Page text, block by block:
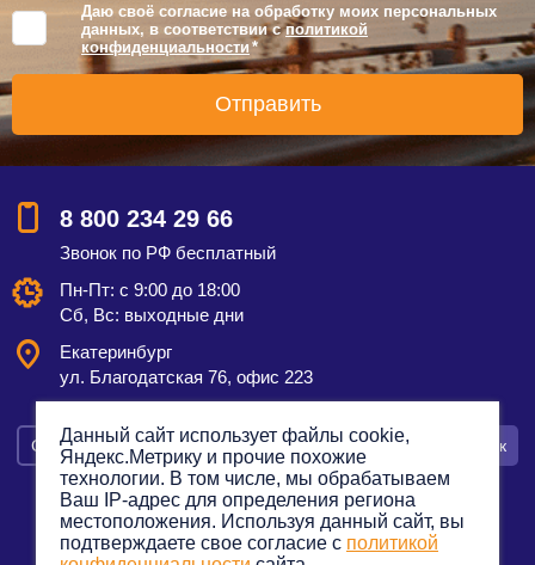
Даю своё согласие на обработку моих персональных
данных, в соответствии сполитикой
конфиденциальности *
8 800 234 29 66
Звонок по РФ бесплатный
Пн-Пт: с 9:00 до 18:00
Сб, Вс: выходные дни
Екатеринбург
ул. Благодатская 76, офис 223
Смотреть на карте Оставить заявку Заказать звонок
Политика конфиденциальности
Данный сайт использует файлы cookie,
Яндекс.Метрику и прочие похожие
технологии. В том числе, мы обрабатываем
Ваш IP-адрес для определения региона
местоположения. Используя данный сайт, вы
подтверждаете свое согласие с политикой